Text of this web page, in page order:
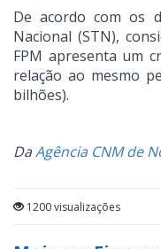
De acordo com os
Nacional (STN),
FPM apresenta um
relação ao mesmo
bilhões).
DaAgência CNM de
1200 visualizações